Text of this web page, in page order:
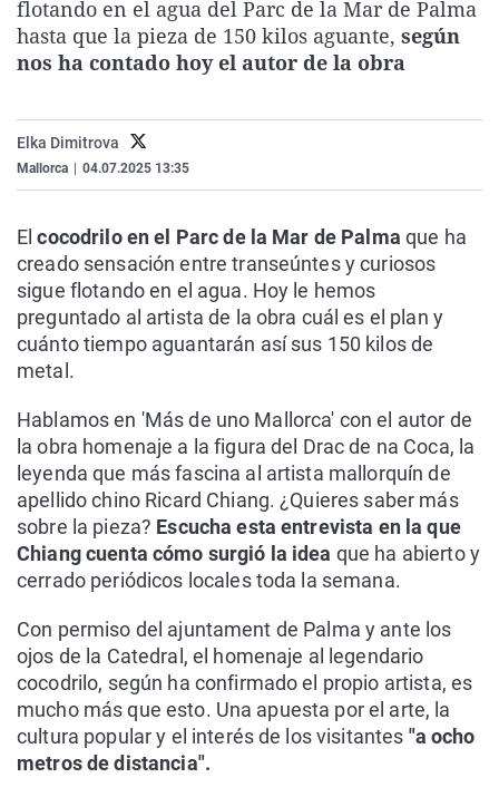
La rosa de los vientos
Gente viajera
Caso
Retornados
Extremadura
Galicia
Virales
Televisión
flotando en el agua del Parc de la Mar de Palma
hasta que la pieza de 150 kilos aguante, según
nos ha contado hoy el autor de la obra
Elka Dimitrova
Mallorca 04.07.2025 13:35
Elcocodrilo en el Parc de la Mar de Palma que ha
creado sensación entre transeúntes y curiosos
sigue flotando en el agua. Hoy le hemos
preguntado al artista de la obra cuál es el plan y
cuánto tiempo aguantarán así sus 150 kilos de
metal.
Hablamos en 'Más de uno Mallorca' con el autor de
la obra homenaje a la figura del Drac de na Coca, la
leyenda que más fascina al artista mallorquín de
apellido chino Ricard Chiang. ¿Quieres saber más
sobre la pieza? Escucha esta entrevista en la que
Chiang cuenta cómo surgió la idea que ha abierto y
cerrado periódicos locales toda la semana.
Con permiso del ajuntament de Palma y ante los
ojos de la Catedral, el homenaje al legendario
cocodrilo, según ha confirmado el propio artista, es
mucho más que esto. Una apuesta por el arte, la
cultura popular y el interés de los visitantes "a ocho
metros de distancia".